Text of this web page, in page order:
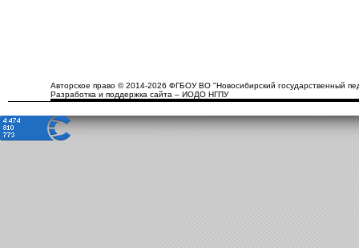
Авторское право © 2014-2026 ФГБОУ ВО "Новосибирский государственный
Разработка и поддержка сайта – ИОДО НГПУ